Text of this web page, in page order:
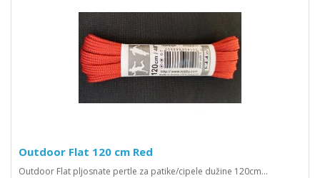
Outdoor Flat 120 cm Red
Outdoor Flat pljosnate pertle za patike/cipele dužine 120cm...